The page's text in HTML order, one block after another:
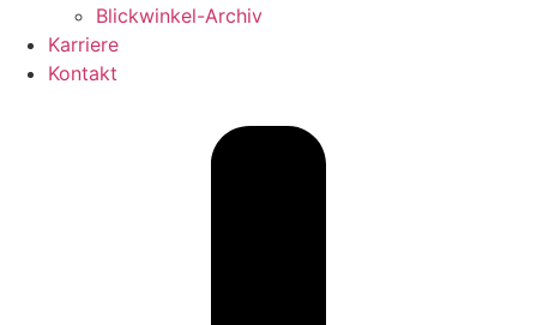
Blickwinkel-Archiv
Karriere
Kontakt